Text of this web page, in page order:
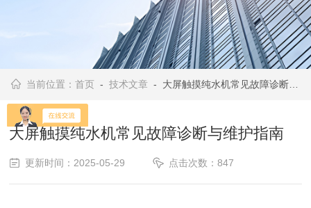
当前位置：首页 -技术文章 - 大屏触摸纯水机常见故障诊断与维护指南
大屏触摸纯水机常见故障诊断与维护指南
更新时间：2025-05-29 点击次数：847